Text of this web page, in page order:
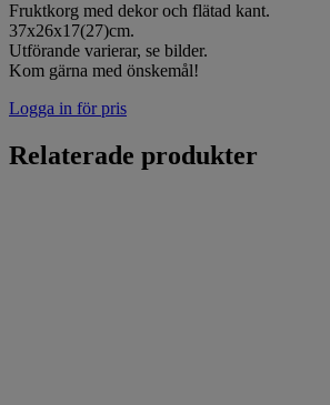
Fruktkorg med dekor och flätad kant.
37x26x17(27)cm.
Utförande varierar, se bilder.
Kom gärna med önskemål!
Logga in för pris
Relaterade produkter